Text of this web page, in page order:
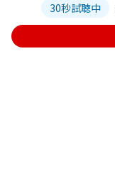
30秒試聴中